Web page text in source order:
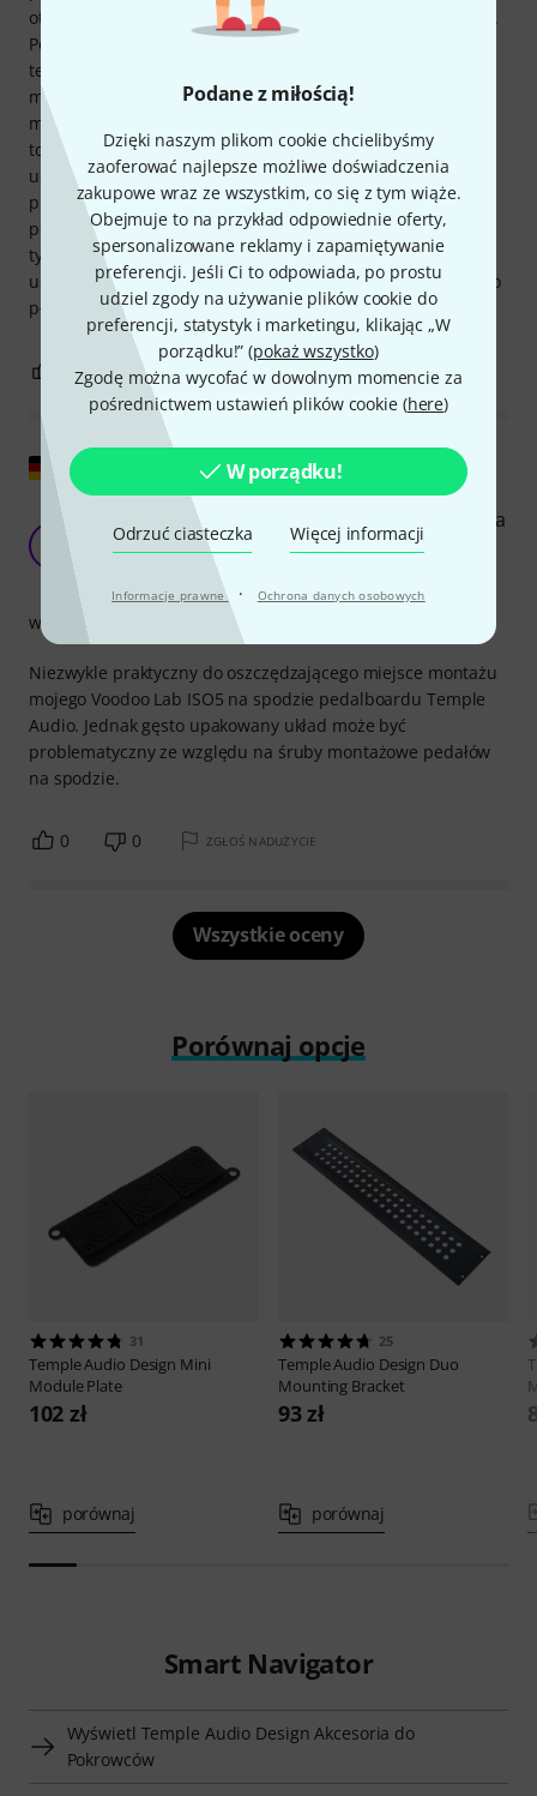
Podane z miłością!
Dzięki naszym plikom cookie chcielibyśmy
zaoferować najlepsze możliwe doświadczenia
zakupowe wraz ze wszystkim, co się z tym wiąże.
Obejmuje to na przykład odpowiednie oferty,
spersonalizowane reklamy i zapamiętywanie
preferencji. Jeśli Ci to odpowiada, po prostu
udziel zgody na używanie plików cookie do
preferencji, statystyk i marketingu, klikając „W
porządku!” (pokaż wszystko)
Zgodę można wycofać w dowolnym momencie za
pośrednictwem ustawień plików cookie (here)
W porządku!
Odrzuć ciasteczka Więcej informacji
Informacje prawne · Ochrona danych osobowych
otwory w tych uchwytach są zaprojektowane pod śruby M6.
Po prostu genialne. Jak gitarzyści mogli być tak długo bez
tego praktycznego i niezbędnego akcesorium?! Te uchwyty
montażowe zasługują na szóstą gwiazdkę. Temple Audio
mogło wymyślić kolejny zastrzeżony format. Bez skąpstwa,
to standard. Dobra robota i dziękuję. Używam tych
uchwytów, na przykład, do zasilacza AC z tyłu racka dla
przełączników, które wymagają 9 V AC 800 mA. Oczywiście,
potrzebujesz racka z podwójnymi, przesuwnymi szynami z
tyłu (jak na przykład Thon Shockmount). Używam tych
uchwytów również do przykręcania zasilaczy Voodoo Lab do
płyt głównych, po prostu. Naprawdę praktyczne.
0 ZGŁOŚ NADUŻYCIE
Oszczędność miejsca dzięki montażowi zasilacza
na spodzie płyty Temple Audio
EwaldS 18.07.2018
Niezwykle praktyczny do oszczędzającego miejsce montażu
mojego Voodoo Lab ISO5 na spodzie pedalboardu Temple
Audio. Jednak gęsto upakowany układ może być
problematyczny ze względu na śruby montażowe pedałów
na spodzie.
wykończenie
0 0 ZGŁOŚ NADUŻYCIE
Wszystkie oceny
Porównaj opcje
31
Temple Audio Design Mini
Module Plate
102 zł
porównaj
25
Temple Audio Design Duo
Mounting Bracket
93 zł
porównaj
Smart Navigator
Wyświetl Temple Audio Design Akcesoria do
Pokrowców